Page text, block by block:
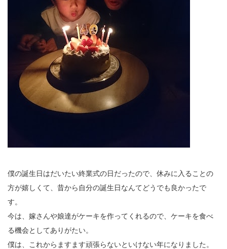
僕の誕生日はだいたい終業式の日だったので、休みに入ることの
方が嬉しくて、昔から自分の誕生日なんてどうでも良かったで
す。
今は、嫁さんや娘達がケーキを作ってくれるので、ケーキを食べ
る機会としてありがたい。
僕は、これからますます頑張らないといけない年になりました。